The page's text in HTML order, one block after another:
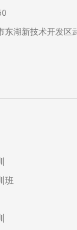
东湖新技术开发区
班